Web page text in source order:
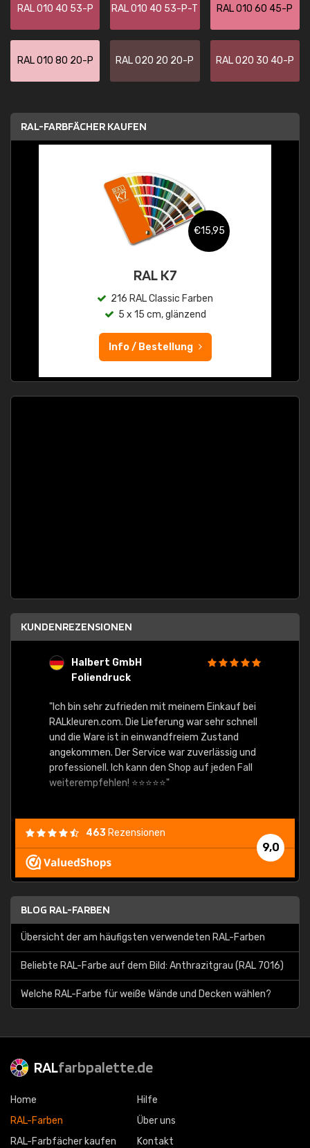
RAL 010 40 53-P RAL 010 40 53-P-T RAL 010 60 45-P
RAL 010 80 20-P RAL 020 20 20-P RAL 020 30 40-P
RAL-FARBFÄCHER KAUFEN
€15,95
RAL K7
216 RAL Classic Farben
5 x 15 cm, glänzend
Info / Bestellung
KUNDENREZENSIONEN
Halbert GmbH
Foliendruck
"Ich bin sehr zufrieden mit meinem Einkauf bei
RALkleuren.com. Die Lieferung war sehr schnell
und die Ware ist in einwandfreiem Zustand
angekommen. Der Service war zuverlässig und
professionell. Ich kann den Shop auf jeden Fall
weiterempfehlen! ⭐⭐⭐⭐⭐"
9,0
463 Rezensionen
BLOG RAL-FARBEN
Übersicht der am häufigsten verwendeten RAL-Farben
Beliebte RAL-Farbe auf dem Bild: Anthrazitgrau (RAL 7016)
Welche RAL-Farbe für weiße Wände und Decken wählen?
RALfarbpalette.de
Home
RAL-Farben
RAL-Farbfächer kaufen
Hilfe
Über uns
Kontakt